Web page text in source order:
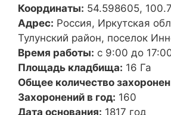
Координаты: 54.598605,
Адрес: Россия, Иркутская
Тулунский район, поселок
Время работы: с 9:00 до
Площадь кладбища: 16 Га
Общее количество
Захоронений в год: 160
Дата основания: 1817 год